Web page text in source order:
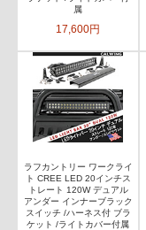
属
17,600円
ラフカントリー ワークライ
ト CREE LED 20インチス
トレート 120W デュアル
アンダー インナーブラック
スイッチ /ハーネス付 ブラ
ケット /ライトカバー付属